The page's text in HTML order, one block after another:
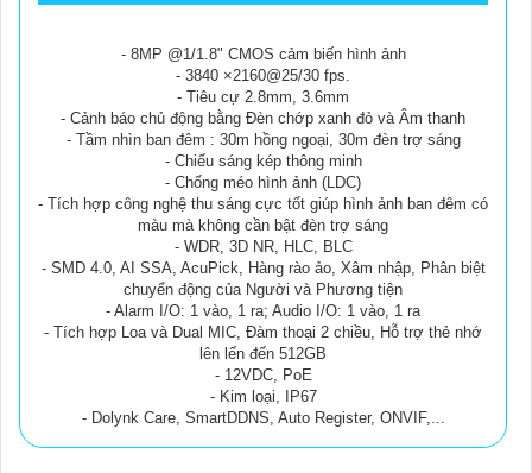
- 8MP @1/1.8" CMOS cảm biến hình ảnh
- 3840 ×2160@25/30 fps.
- Tiêu cự 2.8mm, 3.6mm
- Cảnh báo chủ động bằng Đèn chớp xanh đỏ và Âm thanh
- Tầm nhìn ban đêm : 30m hồng ngoại, 30m đèn trợ sáng
- Chiếu sáng kép thông minh
- Chống méo hình ảnh (LDC)
- Tích hợp công nghệ thu sáng cực tốt giúp hình ảnh ban đêm có
màu mà không cần bật đèn trợ sáng
- WDR, 3D NR, HLC, BLC
- SMD 4.0, AI SSA, AcuPick, Hàng rào ảo, Xâm nhập, Phân biệt
chuyển động của Người và Phương tiện
- Alarm I/O: 1 vào, 1 ra; Audio I/O: 1 vào, 1 ra
- Tích hợp Loa và Dual MIC, Đàm thoại 2 chiều, Hỗ trợ thẻ nhớ
lên lến đến 512GB
- 12VDC, PoE
- Kim loại, IP67
- Dolynk Care, SmartDDNS, Auto Register, ONVIF,...